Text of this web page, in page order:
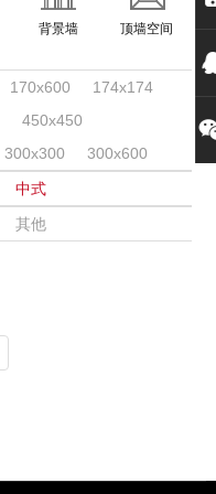
背景墙 顶墙空间
170x600
174x174
450x450
300x300
300x600
中式
其他